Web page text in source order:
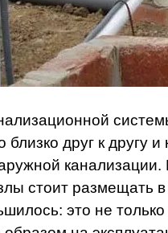
друг к другу
канализации.
стоит размещать
это не